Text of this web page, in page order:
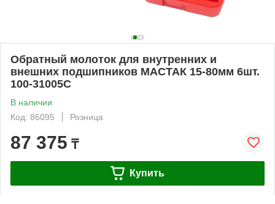
Обратный молоток для внутренних и
внешних подшипников МАСТАК 15-80мм 6шт.
100-31005C
В наличии
Код: 86095
Розница
87 375 ₸
Купить